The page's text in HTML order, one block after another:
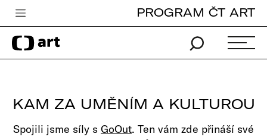
Česká televize
Zpravodajství
iVysílání
TV program
PROGRAM ČT ART
KAM ZA UMĚNÍM A KULTUROU
Spojili jsme síly s GoOut. Ten vám zde přináší své